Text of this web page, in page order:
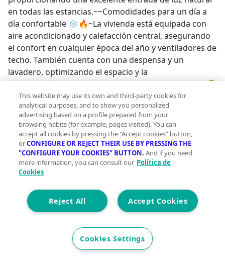
en todas las estancias.~~Comodidades para un día a
día confortable ❄️🔥~La vivienda está equipada con
aire acondicionado y calefacción central, asegurando
el confort en cualquier época del año y ventiladores de
techo. También cuenta con una despensa y un
lavadero, optimizando el espacio y la
organización.~~Un exterior diseñado para disfrutar 🌳
🏊‍♂️~Uno de los grandes atractivos de esta propiedad
es su amplia parcela de 1.000 m2, donde encontrarás
todo lo necesario para disfrutar al aire libre:~🌿 Jardín
privado, ideal para relajarte en contacto con la
naturaleza.~☀️ Patio y terraza, perfectos para
reuniones familiares, comidas al aire libre o
simplemente para desconectar.~🏊‍♂️ Piscina privada, un
casa.~🚗 Garaje incluido, proporcionando comodidad
y seguridad.~🛠️ Trastero, para almacenamiento
adicional.~~Ubicación y entorno: tranquilidad y
servicios cercanos 📍~Este chalet se encuentra en una
zona rural pero bien comunicada, donde la paz y la
naturaleza son protagonistas. A la vez, cuenta con
This website may use its own and third-party cookies for
analytical purposes, and to show you personalized
advertising based on a profile prepared from your
browsing habits (for example, pages visited). You can
accept all cookies by pressing the "Accept cookies" button,
orCONFIGURE OR REJECT THEIR USE BY PRESSING THE
"CONFIGURE YOUR COOKIES" BUTTON. And if you need
more information, you can consult our Política de
Cookies
Accept Cookies
Reject All
Cookies Settings